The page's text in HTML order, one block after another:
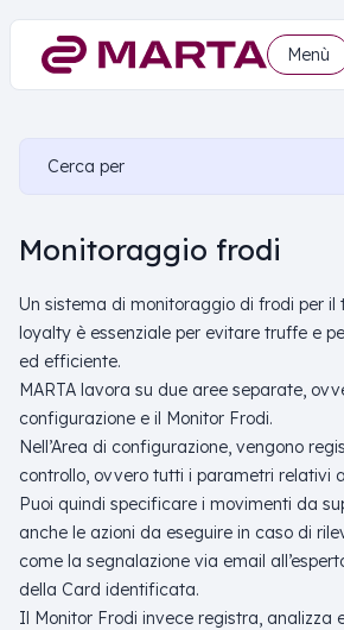
Menù
Cerca per
Monitoraggio frodi
Un sistema di monitoraggio di frodi per il
loyalty è essenziale per evitare truffe e
ed efficiente.
MARTA lavora su due aree separate,
configurazione e il Monitor Frodi.
Nell’Area di configurazione, vengono
controllo, ovvero tutti i parametri relativi
Puoi quindi specificare i movimenti da
anche le azioni da eseguire in caso di
come la segnalazione via email
della Card identificata.
Il Monitor Frodi invece registra, analizza